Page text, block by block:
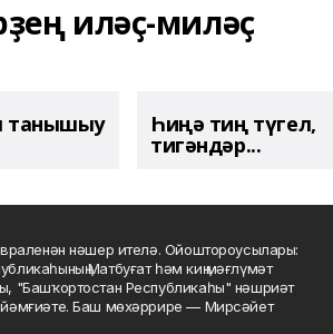
иләҫ-миләҫ
танышыу Һиңә тиң түгел,
тигәндәр...
нәшер ителә. Ойоштороусылары:
Матбуғат һәм киң мәғлүмәт
"Башҡортостан Республикаһы" нәшриәт
йәмғиәте. Баш мөхәррире — Мирсәйет